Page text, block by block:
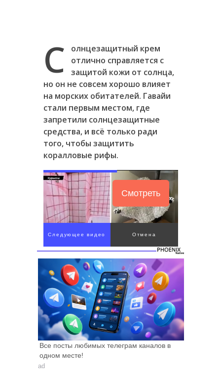
С
олнцезащитный крем
отлично справляется с
защитой кожи от солнца,
но он не совсем хорошо влияет
на морских обитателей. Гавайи
стали первым местом, где
запретили солнцезащитные
средства, и всё только ради
того, чтобы защитить
коралловые рифы.
Смотреть
Следующее видео Отмена
Все посты любимых телеграм каналов в
одном месте!
ad